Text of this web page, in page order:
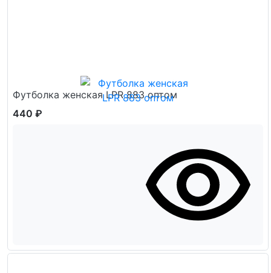
Футболка женская LPR 883 оптом
440 ₽